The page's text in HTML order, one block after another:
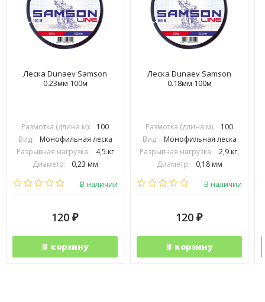
Леска Dunaev Samson
0.23мм 100м
Размотка (длина м):
100
Вид:
Монофильная леска
Разрывная нагрузка:
4,5 кг
Диаметр:
0,23 мм
Выберите цвет:
В наличии
120 ₽
В корзину
Леска Dunaev Samson
0.18мм 100м
Размотка (длина м):
100
Вид:
Монофильная леска
Разрывная нагрузка:
2,9 кг.
Диаметр:
0,18 мм
Выберите цвет:
В наличии
120 ₽
В корзину